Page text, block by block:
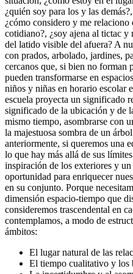
¿quién soy para los y las
¿cómo considero y me
cotidiano?, ¿soy ajena al tictac
del latido visible del afuera? A
con prados, arbolado, jardines,
cercanos que, si bien no forman
pueden transformarse en
niños y niñas en horario escolar
escuela proyecta un significado
significado de la ubicación y de
mismo tiempo, asombrarse con
la majestuosa sombra de un
anteriormente, si queremos una
lo que hay más allá de sus
inspiración de los exteriores y
oportunidad para enriquecer
en su conjunto. Porque
dimensión espacio-tiempo que
consideremos trascendental en
contemplamos, a modo de
ámbitos:
El lugar natural de las
El tiempo cualitativo y los